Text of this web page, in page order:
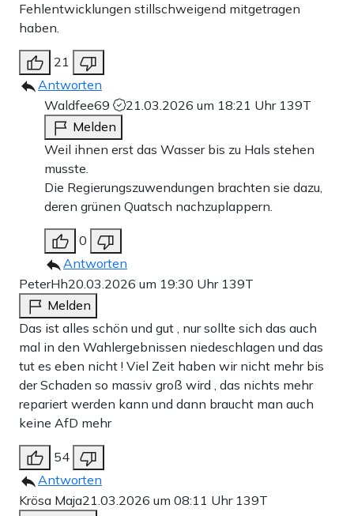
Fehlentwicklungen stillschweigend mitgetragen
haben.
21
Antworten
Waldfee69
21.03.2026 um 18:21 Uhr 139T
Melden
Weil ihnen erst das Wasser bis zu Hals stehen
musste.
Die Regierungszuwendungen brachten sie dazu,
deren grünen Quatsch nachzuplappern.
0
Antworten
PeterHh20.03.2026 um 19:30 Uhr 139T
Melden
Das ist alles schön und gut , nur sollte sich das auch
mal in den Wahlergebnissen niedeschlagen und das
tut es eben nicht ! Viel Zeit haben wir nicht mehr bis
der Schaden so massiv groß wird , das nichts mehr
repariert werden kann und dann braucht man auch
keine AfD mehr
54
Antworten
Krösa Maja21.03.2026 um 08:11 Uhr 139T